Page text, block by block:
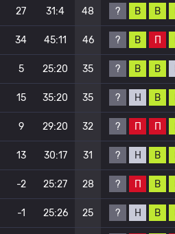
27 31:4 48 ? В В
34 45:11 46 ? В П
5 25:20 35 ? В В
15 35:20 35 ? Н В
9 29:20 32 ? П П
13 30:17 31 ? Н В
-2 25:27 28 ? П В
-1 25:26 25 ? Н В